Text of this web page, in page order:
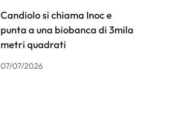
Candiolo si chiama Inoc e
punta a una biobanca di 3mila
metri quadrati
07/07/2026